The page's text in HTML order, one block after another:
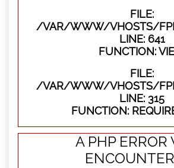
FILE:
/VAR/WWW/VHOSTS/
LINE: 641
FUNCTION:
FILE:
/VAR/WWW/VHOSTS/
LINE: 315
FUNCTION:
A PHP ERROR